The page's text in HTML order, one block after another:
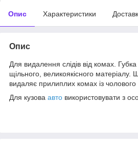
Опис Характеристики
Опис
Для видалення слідів від комах. Губка
щільного, великоякісного
видаляє прилиплих комах із чолового
Для кузова авто використовувати з